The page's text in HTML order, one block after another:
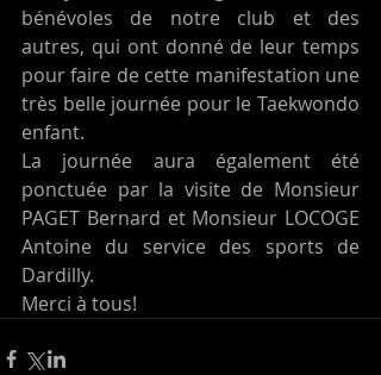
bénévoles de notre club et des
autres, qui ont donné de leur temps
pour faire de cette manifestation une
très belle journée pour le Taekwondo
enfant.
La journée aura également été
ponctuée par la visite de Monsieur
PAGET Bernard et Monsieur LOCOGE
Antoine du service des sports de
Dardilly.
Merci à tous!